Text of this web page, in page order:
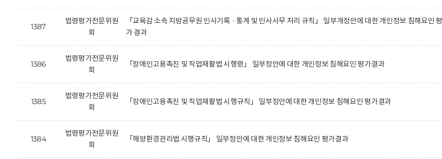
1387
법령평가전문위원
회
「교육감 소속 지방공무원 인사기록 · 통계 및 인사사무 처리 규칙」 일부개정안에 대한 개인정보 침해요인 평
가 결과
1386
법령평가전문위원
회
「장애인고용촉진 및 직업재활법 시행령」 일부정안에 대한 개인정보 침해요인 평가결과
1385
법령평가전문위원
회
「장애인고용촉진 및 직업재활법 시행규칙」 일부정안에 대한 개인정보 침해요인 평가결과
1384
법령평가전문위원
회
「해양환경관리법 시행규칙」 일부정안에 대한 개인정보 침해요인 평가결과